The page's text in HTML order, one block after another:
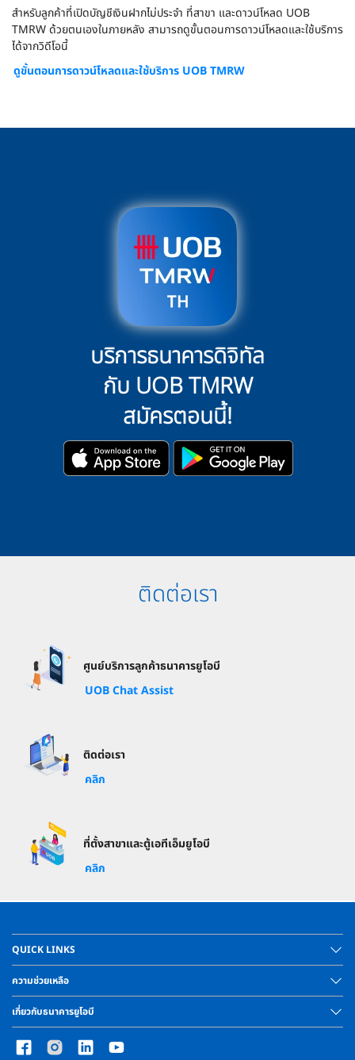
สำหรับลูกค้าที่เปิดบัญชีเงินฝากไม่ประจำ ที่สาขา และดาวน์โหลด UOB
TMRW ด้วยตนเองในภายหลัง สามารถดูขั้นตอนการดาวน์โหลดและใช้บริการ
ได้จากวิดีโอนี้
ดูขั้นตอนการดาวน์โหลดและใช้บริการ UOB TMRW
บริการธนาคารดิจิทัล
กับ UOB TMRW
สมัครตอนนี้!
ติดต่อเรา
ศูนย์บริการลูกค้าธนาคารยูโอบี
UOB Chat Assist
ติดต่อเรา
คลิก
ที่ตั้งสาขาและตู้เอทีเอ็มยูโอบี
คลิก
QUICK LINKS
ความช่วยเหลือ
เกี่ยวกับธนาคารยูโอบี